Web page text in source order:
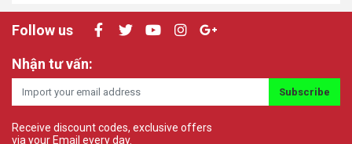
Follow us
Nhận tư vấn:
Subscribe
Receive discount codes, exclusive offers
via your Email every day.